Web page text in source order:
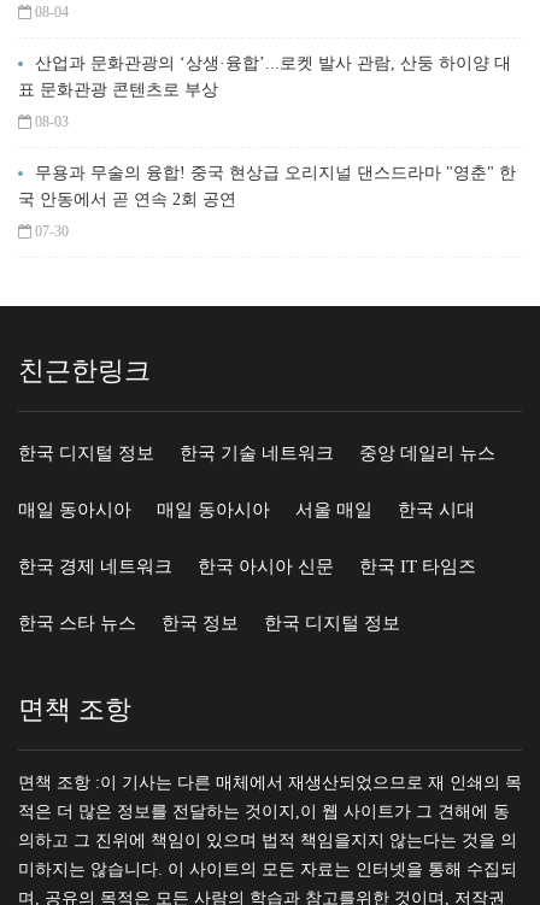
08-04
산업과 문화관광의 ‘상생·융합’...로켓 발사 관람, 산둥 하이양 대
표 문화관광 콘텐츠로 부상
08-03
무용과 무술의 융합! 중국 현상급 오리지널 댄스드라마 "영춘" 한
국 안동에서 곧 연속 2회 공연
07-30
친근한링크
한국 디지털 정보 한국 기술 네트워크 중앙 데일리 뉴스
매일 동아시아 매일 동아시아 서울 매일 한국 시대
한국 경제 네트워크 한국 아시아 신문 한국 IT 타임즈
한국 스타 뉴스 한국 정보 한국 디지털 정보
면책 조항
면책 조항 :이 기사는 다른 매체에서 재생산되었으므로 재 인쇄의 목
적은 더 많은 정보를 전달하는 것이지,이 웹 사이트가 그 견해에 동
의하고 그 진위에 책임이 있으며 법적 책임을지지 않는다는 것을 의
미하지는 않습니다. 이 사이트의 모든 자료는 인터넷을 통해 수집되
며, 공유의 목적은 모든 사람의 학습과 참고를위한 것이며, 저작권